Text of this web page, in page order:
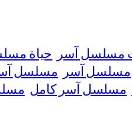
مسلسل آسر حياة
مسلسل آسر مسلسل آسر
مسلسل آسر كامل